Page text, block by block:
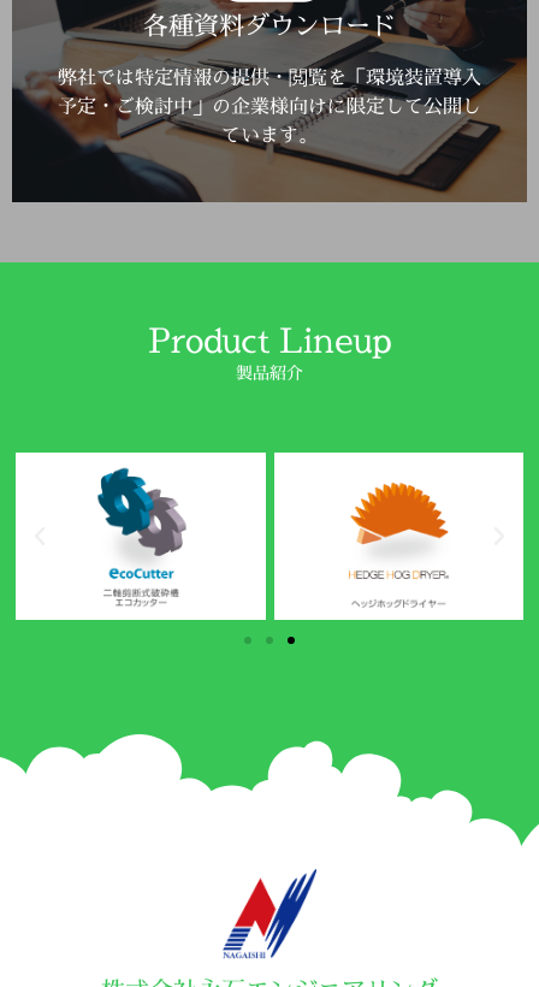
各種資料ダウンロード
弊社では特定情報の提供・閲覧を「環境装置導入
予定・ご検討中」の企業様向けに限定して公開し
ています。
詳しくはこちら
Click Here
Product Lineup
製品紹介